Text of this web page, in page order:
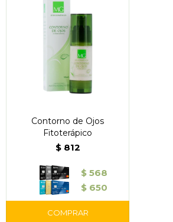
Contorno de Ojos
Fitoterápico
$ 812
$ 568
$ 650